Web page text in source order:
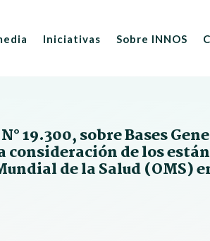
Iniciativas Sobre INNOS
19.300, sobre Bases
de los
de la Salud (OMS)